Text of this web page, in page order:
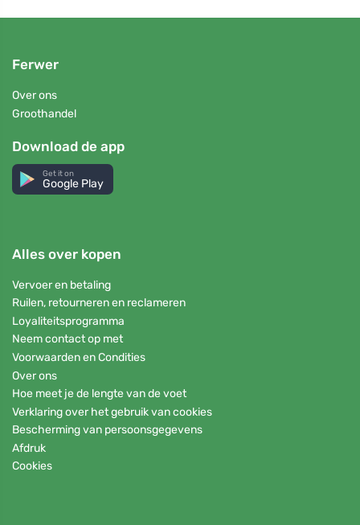
Ferwer
Over ons
Groothandel
Download de app
Get it on
Google Play
Alles over kopen
Vervoer en betaling
Ruilen, retourneren en reclameren
Loyaliteitsprogramma
Neem contact op met
Voorwaarden en Condities
Over ons
Hoe meet je de lengte van de voet
Verklaring over het gebruik van cookies
Bescherming van persoonsgegevens
Afdruk
Cookies